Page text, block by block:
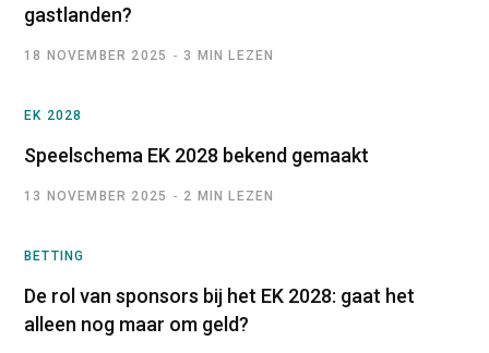
gastlanden?
18 NOVEMBER 2025 3 MIN LEZEN
EK 2028
Speelschema EK 2028 bekend gemaakt
13 NOVEMBER 2025 2 MIN LEZEN
BETTING
De rol van sponsors bij het EK 2028: gaat het
alleen nog maar om geld?